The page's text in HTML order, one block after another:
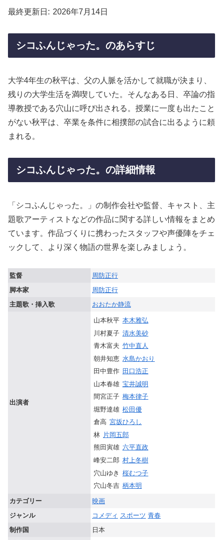
最終更新日 2026年7月14日
シコふんじゃった。のあらすじ
大学4年生の秋平は、父の人脈を活かして就職が決まり、
残りの大学生活を満喫していた。そんなある日、卒論の指
導教授である穴山に呼び出される。授業に一度も出たこと
がない秋平は、卒業を条件に相撲部の試合に出るように頼
まれる。
シコふんじゃった。の詳細情報
「シコふんじゃった。」の制作会社や監督、キャスト、主
題歌アーティストなどの作品に関する詳しい情報をまとめ
ています。作品づくりに携わったスタッフや声優陣をチェ
ックして、より深く物語の世界を楽しみましょう。
監督
周防正行
脚本家
周防正行
主題歌・挿入歌
おおたか静流
出演者
山本秋平 本木雅弘
川村夏子 清水美砂
青木富夫 竹中直人
朝井知恵 水島かおり
田中豊作 田口浩正
山本春雄 宝井誠明
間宮正子 梅本律子
堀野達雄 松田優
倉高 宮坂ひろし
林 片岡五郎
熊田寅雄 六平直政
峰安二郎 村上冬樹
穴山ゆき 桜むつ子
穴山冬吉 柄本明
カテゴリー
映画
ジャンル
コメディ スポーツ 青春
制作国
日本